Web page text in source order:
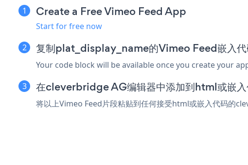
Create a Free Vimeo Feed App
Start for free now
复制plat_display_name的Vimeo Feed嵌入代
Your code block will be available once you create your
在cleverbridge AG编辑器中添加到html或嵌入
将以上Vimeo Feed片段粘贴到任何接受html或嵌入代码的